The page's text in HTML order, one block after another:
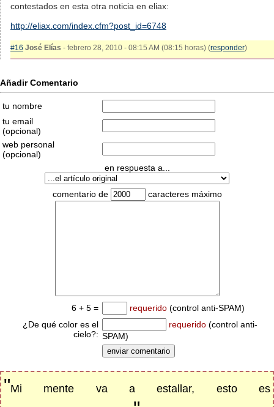
contestados en esta otra noticia en eliax:
http://eliax.com/index.cfm?post_id=6748
#16 José Elías - febrero 28, 2010 - 08:15 AM (08:15 horas) (responder)
Añadir Comentario
tu nombre
tu email
(opcional)
web personal
(opcional)
en respuesta a...
comentario de caracteres máximo
6 + 5 = requerido (control anti-SPAM)
¿De qué color es el
cielo?:
requerido (control anti-
SPAM)
"Mi mente va a estallar, esto es